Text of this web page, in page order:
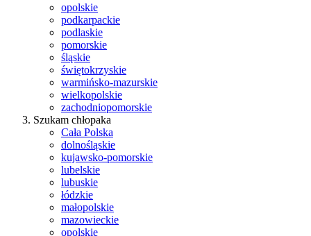
opolskie
podkarpackie
podlaskie
pomorskie
śląskie
świętokrzyskie
warmińsko-mazurskie
wielkopolskie
zachodniopomorskie
Szukam chłopaka
Cała Polska
dolnośląskie
kujawsko-pomorskie
lubelskie
lubuskie
łódzkie
małopolskie
mazowieckie
opolskie